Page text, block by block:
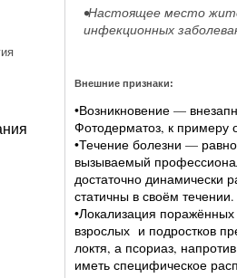
•Настоящее место
инфекционных
Внешние признаки:
•Возникновение —
Фотодерматоз, к примеру
•Течение болезни —
вызываемый
достаточно динамически
статичны в своём течении.
•Локализация
взрослых и подростков
локтя, а псориаз,
иметь специфическое